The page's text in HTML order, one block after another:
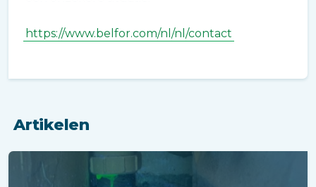
https://www.belfor.com/nl/nl/contact
Artikelen